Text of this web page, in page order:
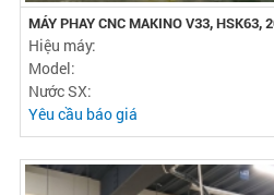
MÁY PHAY CNC MAKINO V33, HSK63,
Hiệu máy:
Model:
Nước SX:
Yêu cầu báo giá